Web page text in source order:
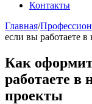
Контакты
Главная/
если вы работаете
Как
работаете в
проекты